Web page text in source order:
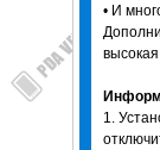
• И
высокая
1.